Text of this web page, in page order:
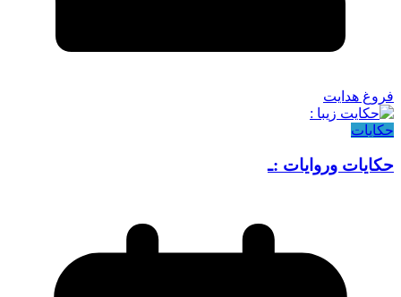
فروغ هدایت
حکایات
حکایات وروایات :ـ